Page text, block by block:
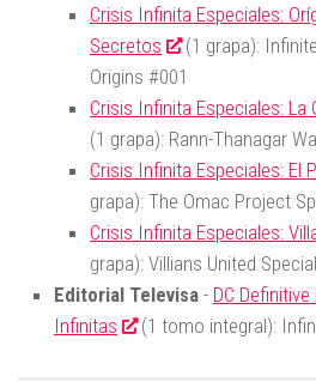
Crisis Infinita Especiales:
Secretos
(1 grapa):
Origins #001
Crisis Infinita Especiales: La
(1 grapa): Rann-Thanagar
Crisis Infinita Especiales: El
grapa): The Omac Project
Crisis Infinita Especiales:
grapa): Villians United
Editorial Televisa - DC
Infinitas
(1 tomo integral):